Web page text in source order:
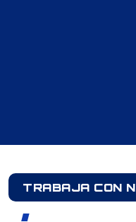
TRABAJA CON